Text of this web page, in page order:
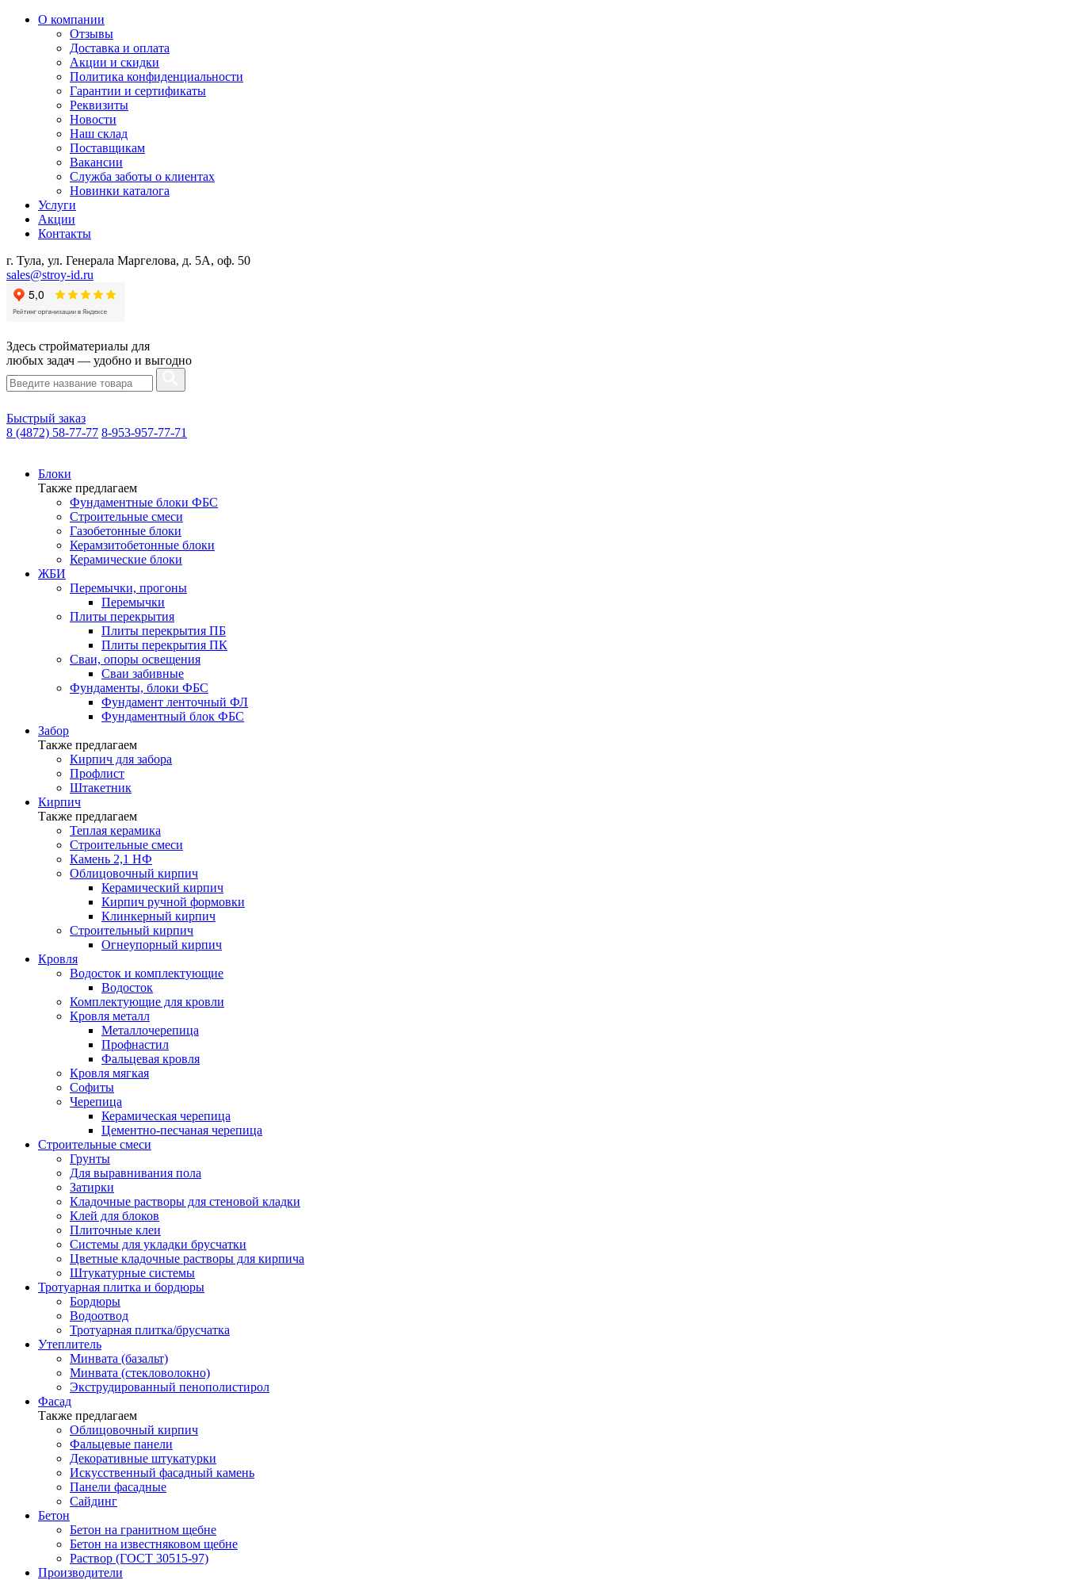
О компании
Отзывы
Доставка и оплата
Акции и скидки
Политика конфиденциальности
Гарантии и сертификаты
Реквизиты
Новости
Наш склад
Поставщикам
Вакансии
Служба заботы о клиентах
Новинки каталога
Услуги
Акции
Контакты
г. Тула, ул. Генерала Маргелова, д. 5А, оф. 50
sales@stroy-id.ru
Здесь стройматериалы для
любых задач — удобно и выгодно
Быстрый заказ
8 (4872) 58-77-77 8-953-957-77-71
Блоки
Также предлагаем
Фундаментные блоки ФБС
Строительные смеси
Газобетонные блоки
Керамзитобетонные блоки
Керамические блоки
ЖБИ
Перемычки, прогоны
Перемычки
Плиты перекрытия
Плиты перекрытия ПБ
Плиты перекрытия ПК
Сваи, опоры освещения
Сваи забивные
Фундаменты, блоки ФБС
Фундамент ленточный ФЛ
Фундаментный блок ФБС
Забор
Также предлагаем
Кирпич для забора
Профлист
Штакетник
Кирпич
Также предлагаем
Теплая керамика
Строительные смеси
Камень 2,1 НФ
Облицовочный кирпич
Керамический кирпич
Кирпич ручной формовки
Клинкерный кирпич
Строительный кирпич
Огнеупорный кирпич
Кровля
Водосток и комплектующие
Водосток
Комплектующие для кровли
Кровля металл
Металлочерепица
Профнастил
Фальцевая кровля
Кровля мягкая
Софиты
Черепица
Керамическая черепица
Цементно-песчаная черепица
Строительные смеси
Грунты
Для выравнивания пола
Затирки
Кладочные растворы для стеновой кладки
Клей для блоков
Плиточные клеи
Системы для укладки брусчатки
Цветные кладочные растворы для кирпича
Штукатурные системы
Тротуарная плитка и бордюры
Бордюры
Водоотвод
Тротуарная плитка/брусчатка
Утеплитель
Минвата (базальт)
Минвата (стекловолокно)
Экструдированный пенополистирол
Фасад
Также предлагаем
Облицовочный кирпич
Фальцевые панели
Декоративные штукатурки
Искусственный фасадный камень
Панели фасадные
Сайдинг
Бетон
Бетон на гранитном щебне
Бетон на известняковом щебне
Раствор (ГОСТ 30515-97)
Производители